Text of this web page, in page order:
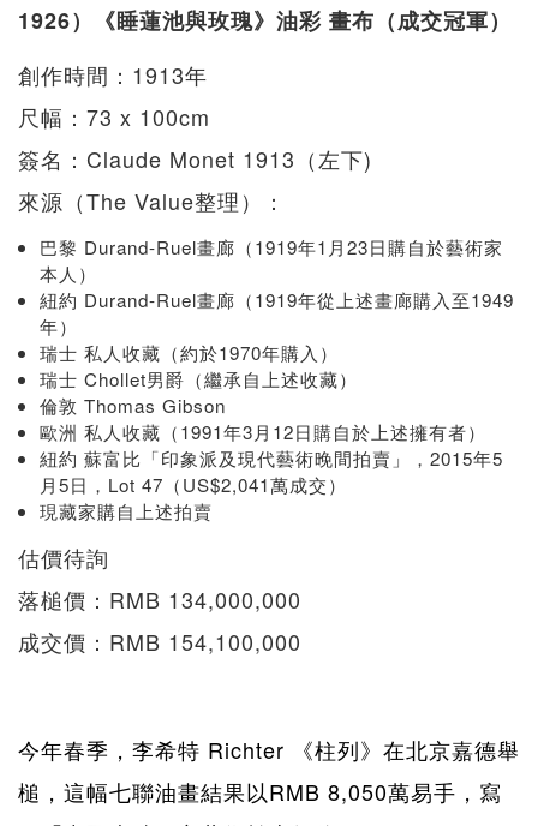
1926）《睡蓮池與玫瑰》油彩 畫布（成交冠軍）
創作時間：1913年
尺幅：73 x 100cm
簽名：Claude Monet 1913（左下)
來源（The Value整理）：
巴黎 Durand-Ruel畫廊（1919年1月23日購自於藝術家
本人）
紐約 Durand-Ruel畫廊（1919年從上述畫廊購入至1949
年）
瑞士 私人收藏（約於1970年購入）
瑞士 Chollet男爵（繼承自上述收藏）
倫敦 Thomas Gibson
歐洲 私人收藏（1991年3月12日購自於上述擁有者）
紐約 蘇富比「印象派及現代藝術晚間拍賣」，2015年5
月5日，Lot 47（US$2,041萬成交）
現藏家購自上述拍賣
估價待詢
落槌價：RMB 134,000,000
成交價：RMB 154,100,000
今年春季，李希特 Richter 《柱列》在北京嘉德舉
槌，這幅七聯油畫結果以RMB 8,050萬易手，寫